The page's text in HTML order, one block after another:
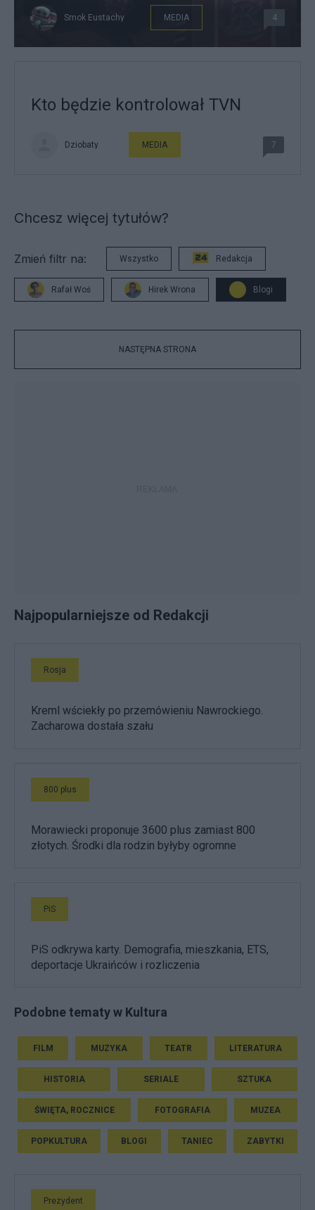
Smok Eustachy MEDIA 4
Kto będzie kontrolował TVN
Dziobaty MEDIA 7
Chcesz więcej tytułów?
Zmień filtr na: Wszystko Redakcja
Rafał Woś Hirek Wrona Blogi
NASTĘPNA STRONA
Najpopularniejsze od Redakcji
Rosja
Kreml wściekły po przemówieniu Nawrockiego.
Zacharowa dostała szału
800 plus
Morawiecki proponuje 3600 plus zamiast 800
złotych. Środki dla rodzin byłyby ogromne
PiS
PiS odkrywa karty. Demografia, mieszkania, ETS,
deportacje Ukraińców i rozliczenia
Podobne tematy w Kultura
FILM MUZYKA TEATR LITERATURA
HISTORIA SERIALE SZTUKA
ŚWIĘTA, ROCZNICE FOTOGRAFIA MUZEA
POPKULTURA BLOGI TANIEC ZABYTKI
Prezydent